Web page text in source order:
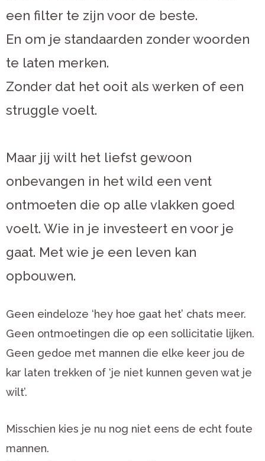
een filter te zijn voor de beste.
En om je standaarden zonder woorden
te laten merken.
Zonder dat het ooit als werken of een
struggle voelt.
Maar jij wilt het liefst gewoon
onbevangen in het wild een vent
ontmoeten die op alle vlakken goed
voelt. Wie in je investeert en voor je
gaat. Met wie je een leven kan
opbouwen.
Geen eindeloze ‘hey hoe gaat het’ chats meer.
Geen ontmoetingen die op een sollicitatie lijken.
Geen gedoe met mannen die elke keer jou de
kar laten trekken of ‘je niet kunnen geven wat je
wilt’.
Misschien kies je nu nog niet eens de echt foute
mannen.